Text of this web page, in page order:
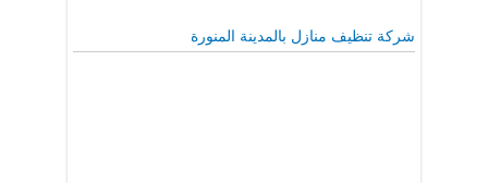
شركة تنظيف منازل بالمدينة المنورة